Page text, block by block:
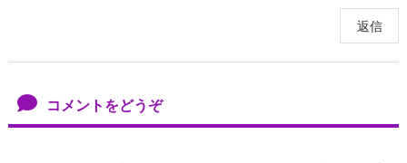
返信
コメントをどうぞ